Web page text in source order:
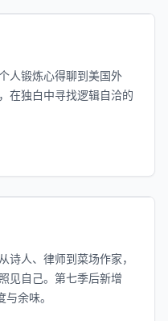
人锻炼心得聊到美国外
在独白中寻找逻辑自洽的
诗人、律师到菜场作家，
见自己。第七季后新增
余味。